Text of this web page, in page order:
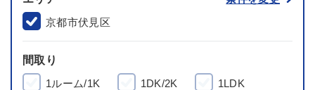
京都市伏見区
間取り
1ルーム/1K
1DK/2K 1LDK